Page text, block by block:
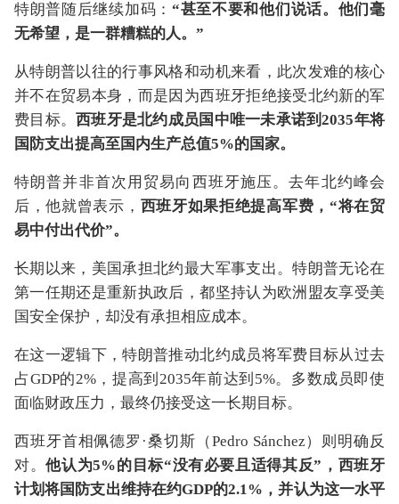
特朗普随后继续加码： “甚至不要和他们说话。他们毫
无希望，是一群糟糕的人。”
从特朗普以往的行事风格和动机来看，此次发难的核心
并不在贸易本身，而是因为西班牙拒绝接受北约新的军
费目标。西班牙是北约成员国中唯一未承诺到2035年将
国防支出提高至国内生产总值5%的国家。
特朗普并非首次用贸易向西班牙施压。去年北约峰会
后，他就曾表示， 西班牙如果拒绝提高军费，“将在贸
易中付出代价”。
长期以来，美国承担北约最大军事支出。特朗普无论在
第一任期还是重新执政后，都坚持认为欧洲盟友享受美
国安全保护，却没有承担相应成本。
在这一逻辑下，特朗普推动北约成员将军费目标从过去
占GDP的2%，提高到2035年前达到5%。多数成员即使
面临财政压力，最终仍接受这一长期目标。
西班牙首相佩德罗·桑切斯（Pedro Sánchez）则明确反
对。他认为5%的目标“没有必要且适得其反”，西班牙
计划将国防支出维持在约GDP的2.1%，并认为这一水平